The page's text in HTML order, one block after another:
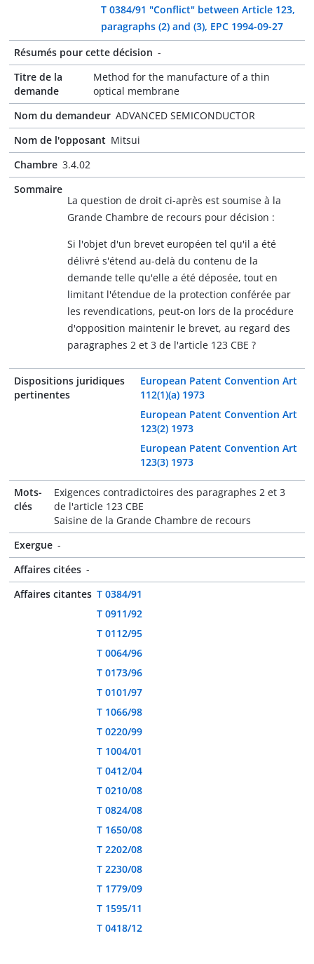
T 0384/91 "Conflict" between Article 123,
paragraphs (2) and (3), EPC 1994-09-27
Résumés pour cette décision -
Titre de la
demande
Method for the manufacture of a thin
optical membrane
Nom du demandeur ADVANCED SEMICONDUCTOR
Nom de l'opposant Mitsui
Chambre 3.4.02
Sommaire
La question de droit ci-après est soumise à la
Grande Chambre de recours pour décision :
Si l'objet d'un brevet européen tel qu'il a été
délivré s'étend au-delà du contenu de la
demande telle qu'elle a été déposée, tout en
limitant l'étendue de la protection conférée par
les revendications, peut-on lors de la procédure
d'opposition maintenir le brevet, au regard des
paragraphes 2 et 3 de l'article 123 CBE ?
Dispositions juridiques
pertinentes
European Patent Convention Art
112(1)(a) 1973
European Patent Convention Art
123(2) 1973
European Patent Convention Art
123(3) 1973
Mots-
clés
Exigences contradictoires des paragraphes 2 et 3
de l'article 123 CBE
Saisine de la Grande Chambre de recours
Exergue -
Affaires citées -
Affaires citantes T 0384/91
T 0911/92
T 0112/95
T 0064/96
T 0173/96
T 0101/97
T 1066/98
T 0220/99
T 1004/01
T 0412/04
T 0210/08
T 0824/08
T 1650/08
T 2202/08
T 2230/08
T 1779/09
T 1595/11
T 0418/12